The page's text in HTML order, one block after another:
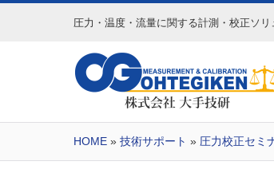
圧力・温度・流量に関する計測・校正ソリ
HOME » 技術サポート » 圧力校正セミ